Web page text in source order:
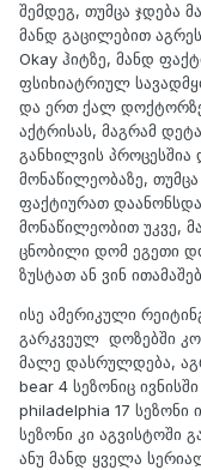
შემდეგ, თუმცა ჯდება
მანდ გაცილებით
Okay ჰიტზე, მანდ
ფსიხიატრიულ
და ერთ ქალ
აქტრისას, მაგრამ
განხილვის პროცესშია
მონაწილეობაზე,
ფაქტიურათ
მონაწილეობით უკვე,
ცნობილი დომ ეგეთი
ზუსტათ ან ვინ
ისე ამერიკული
გარკვეულ დოზებში
მალე დასრულდება,
bear 4 სეზონიც
philadelphia 17 სეზონი
სეზონი კი აგვისტოში
ანუ მანდ ყველა